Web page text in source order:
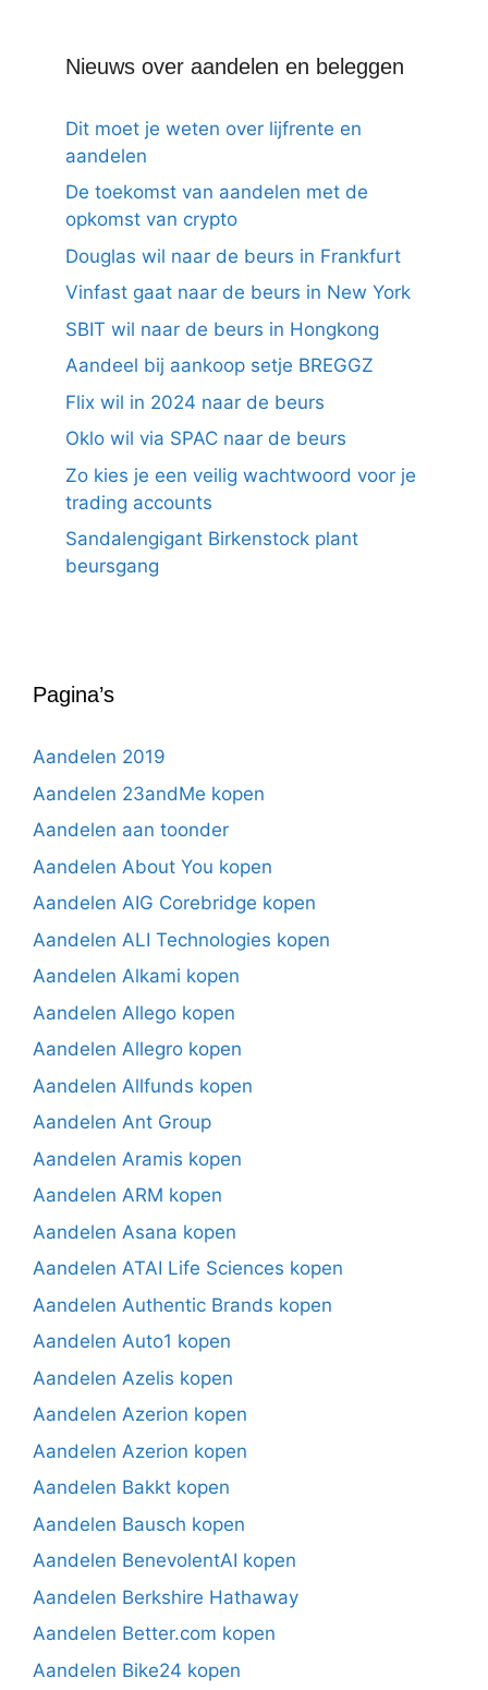
Nieuws over aandelen en beleggen
Dit moet je weten over lijfrente en
aandelen
De toekomst van aandelen met de
opkomst van crypto
Douglas wil naar de beurs in Frankfurt
Vinfast gaat naar de beurs in New York
SBIT wil naar de beurs in Hongkong
Aandeel bij aankoop setje BREGGZ
Flix wil in 2024 naar de beurs
Oklo wil via SPAC naar de beurs
Zo kies je een veilig wachtwoord voor je
trading accounts
Sandalengigant Birkenstock plant
beursgang
Pagina’s
Aandelen 2019
Aandelen 23andMe kopen
Aandelen aan toonder
Aandelen About You kopen
Aandelen AIG Corebridge kopen
Aandelen ALI Technologies kopen
Aandelen Alkami kopen
Aandelen Allego kopen
Aandelen Allegro kopen
Aandelen Allfunds kopen
Aandelen Ant Group
Aandelen Aramis kopen
Aandelen ARM kopen
Aandelen Asana kopen
Aandelen ATAI Life Sciences kopen
Aandelen Authentic Brands kopen
Aandelen Auto1 kopen
Aandelen Azelis kopen
Aandelen Azerion kopen
Aandelen Azerion kopen
Aandelen Bakkt kopen
Aandelen Bausch kopen
Aandelen BenevolentAI kopen
Aandelen Berkshire Hathaway
Aandelen Better.com kopen
Aandelen Bike24 kopen